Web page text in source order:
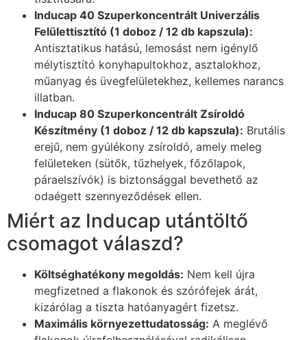
Inducap 40 Szuperkoncentrált Univerzális
Felülettisztító (1 doboz / 12 db kapszula):
Antisztatikus hatású, lemosást nem igénylő
mélytisztító konyhapultokhoz, asztalokhoz,
műanyag és üvegfelületekhez, kellemes narancs
illatban.
Inducap 80 Szuperkoncentrált Zsíroldó
Készítmény (1 doboz / 12 db kapszula): Brutális
erejű, nem gyúlékony zsíroldó, amely meleg
felületeken (sütők, tűzhelyek, főzőlapok,
páraelszívók) is biztonsággal bevethető az
odaégett szennyeződések ellen.
Miért az Inducap utántöltő
csomagot válaszd?
Költséghatékony megoldás: Nem kell újra
megfizetned a flakonok és szórófejek árát,
kizárólag a tiszta hatóanyagért fizetsz.
Maximális környezettudatosság: A meglévő